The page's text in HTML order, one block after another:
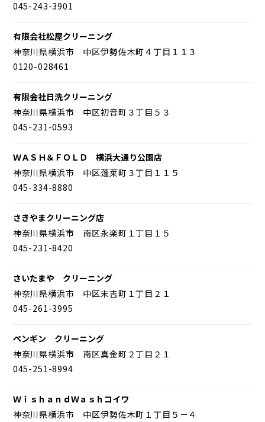
045-243-3901
有限会社松屋クリーニング
神奈川県横浜市 中区伊勢佐木町４丁目１１３
0120-028461
有限会社日洗クリーニング
神奈川県横浜市 中区初音町３丁目５３
045-231-0593
ＷＡＳＨ＆ＦＯＬＤ 横浜大通り公園店
神奈川県横浜市 中区蓬莱町３丁目１１５
045-334-8880
さきやまクリーニング店
神奈川県横浜市 南区永楽町１丁目１５
045-231-8420
さいたまや クリーニング
神奈川県横浜市 中区末吉町１丁目２１
045-261-3995
ペンギン クリーニング
神奈川県横浜市 南区真金町２丁目２１
045-251-8994
ＷｉｓｈａｎｄＷａｓｈコイワ
神奈川県横浜市 中区伊勢佐木町１丁目５－４